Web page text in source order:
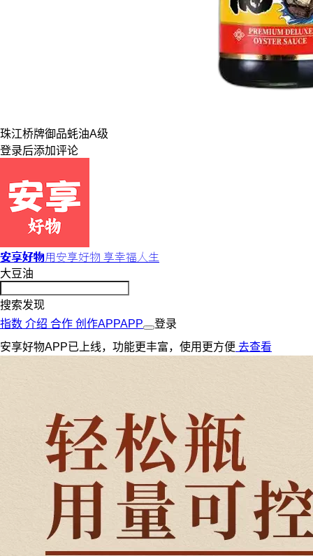
珠江桥牌御品蚝油A级
登录后添加评论
安享好物用安享好物 享幸福人生
大豆油
搜索发现
指数 介绍 合作 创作APPAPP
登录
安享好物APP已上线，功能更丰富，使用更方便 去查看